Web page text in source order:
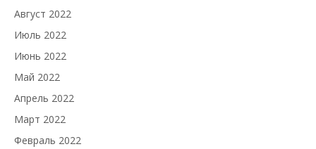
Август 2022
Июль 2022
Июнь 2022
Май 2022
Апрель 2022
Март 2022
Февраль 2022